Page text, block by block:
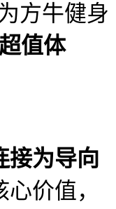
方牛健身
值体
接为导向
价值，